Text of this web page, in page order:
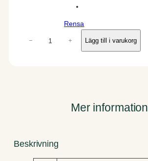
Rensa
− + Lägg till i varukorg
Mer information
Beskrivning